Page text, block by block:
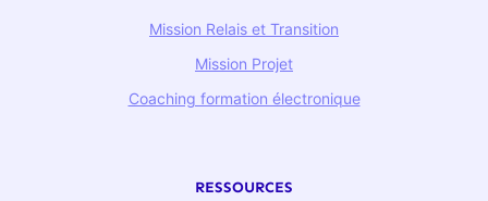
Mission Relais et Transition
Mission Projet
Coaching formation électronique
RESSOURCES